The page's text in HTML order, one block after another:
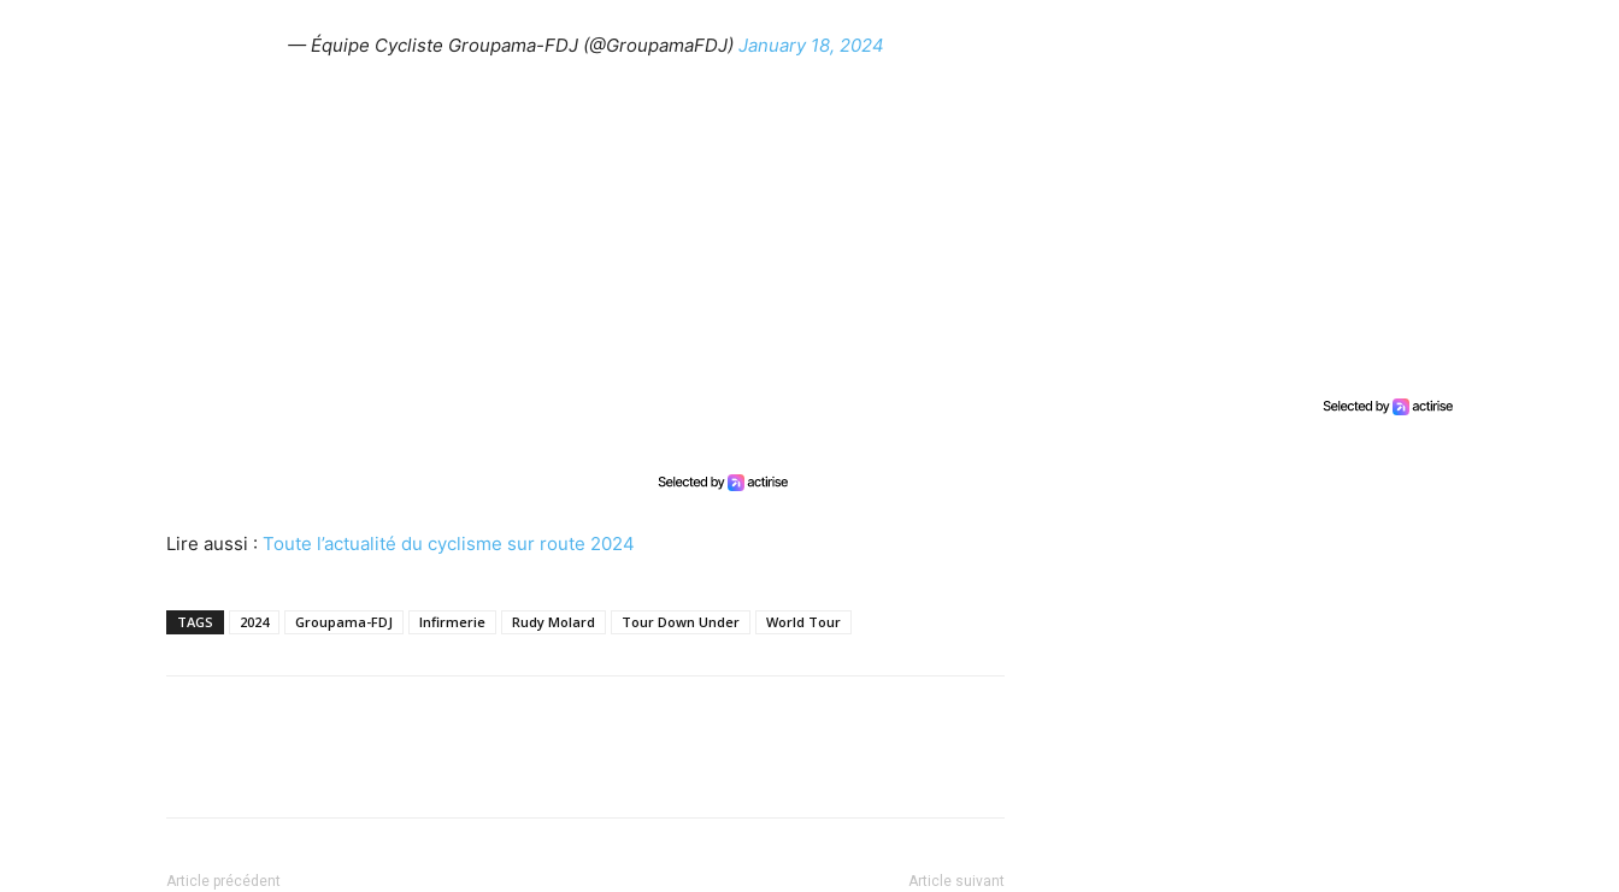
— Équipe Cycliste Groupama-FDJ (@GroupamaFDJ) January 18, 2024
Lire aussi : Toute l’actualité du cyclisme sur route 2024
TAGS 2024 Groupama-FDJ Infirmerie Rudy Molard Tour Down Under World Tour
Article précédent Article suivant